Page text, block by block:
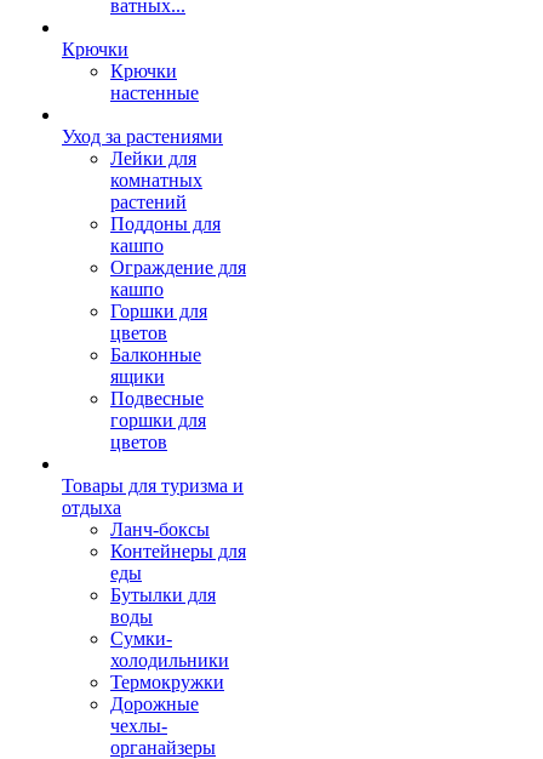
ватных...
Крючки
Крючки
настенные
Уход за растениями
Лейки для
комнатных
растений
Поддоны для
кашпо
Ограждение для
кашпо
Горшки для
цветов
Балконные
ящики
Подвесные
горшки для
цветов
Товары для туризма и
отдыха
Ланч-боксы
Контейнеры для
еды
Бутылки для
воды
Сумки-
холодильники
Термокружки
Дорожные
чехлы-
органайзеры